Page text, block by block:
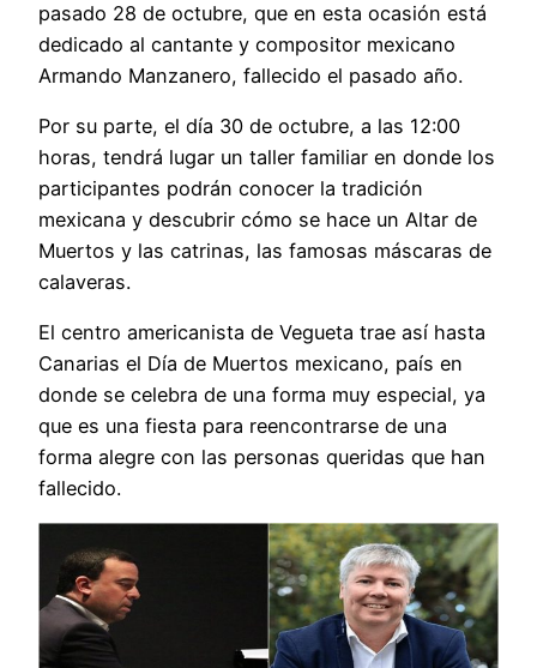
pasado 28 de octubre, que en esta ocasión está
dedicado al cantante y compositor mexicano
Armando Manzanero, fallecido el pasado año.
Por su parte, el día 30 de octubre, a las 12:00
horas, tendrá lugar un taller familiar en donde los
participantes podrán conocer la tradición
mexicana y descubrir cómo se hace un Altar de
Muertos y las catrinas, las famosas máscaras de
calaveras.
El centro americanista de Vegueta trae así hasta
Canarias el Día de Muertos mexicano, país en
donde se celebra de una forma muy especial, ya
que es una fiesta para reencontrarse de una
forma alegre con las personas queridas que han
fallecido.